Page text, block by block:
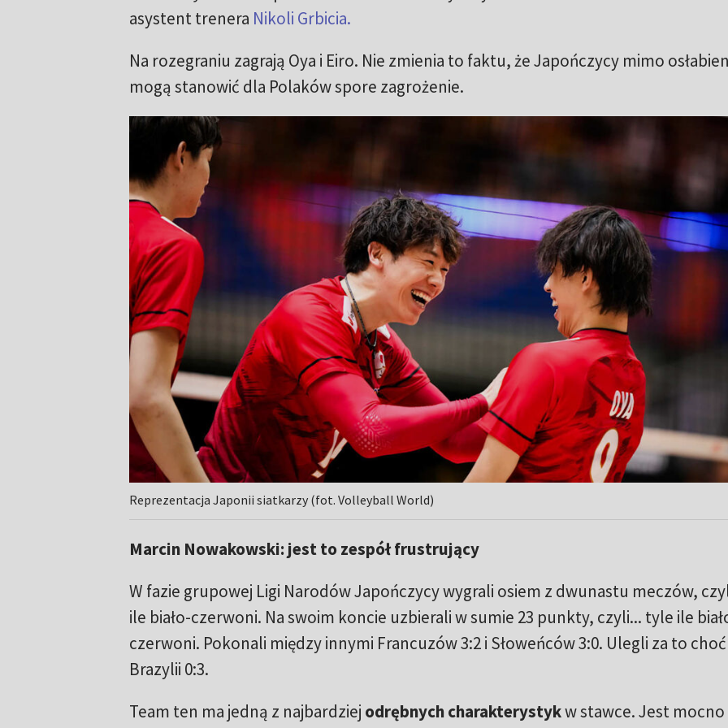
asystent trenera Nikoli Grbicia.
Na rozegraniu zagrają Oya i Eiro. Nie zmienia to faktu, że Japończycy mimo
mogą stanowić dla Polaków spore zagrożenie.
Reprezentacja Japonii siatkarzy (fot. Volleyball World)
Marcin Nowakowski: jest to zespół frustrujący
W fazie grupowej Ligi Narodów Japończycy wygrali osiem z dwunastu meczów,
ile biało-czerwoni. Na swoim koncie uzbierali w sumie 23 punkty, czyli... tyle ile
czerwoni. Pokonali między innymi Francuzów 3:2 i Słoweńców 3:0. Ulegli za to
Brazylii 0:3.
Team ten ma jedną z najbardziej odrębnych charakterystykw stawce. Jest mocno